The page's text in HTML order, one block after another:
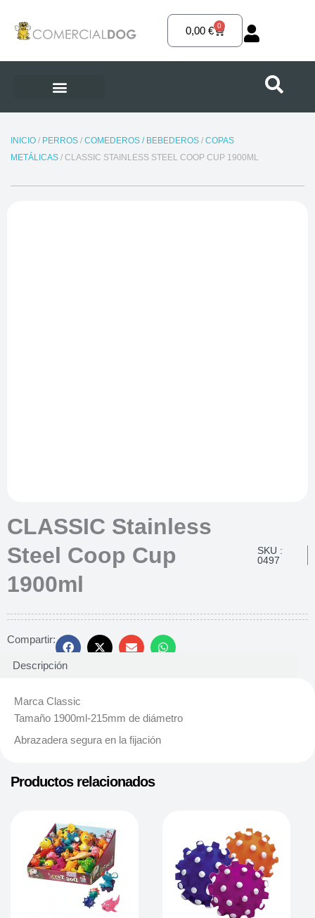
contenido
0,00€ 0
Carrito
INICIO/ PERROS/ COMEDEROS / BEBEDEROS/ COPAS
METÁLICAS/ CLASSIC STAINLESS STEEL COOP CUP 1900ML
CLASSIC Stainless
Steel Coop Cup
1900ml
SKU :
0497
Compartir:
Descripción
Marca Classic
Tamaño 1900ml-215mm de diámetro
Abrazadera segura en la fijación
Productos relacionados